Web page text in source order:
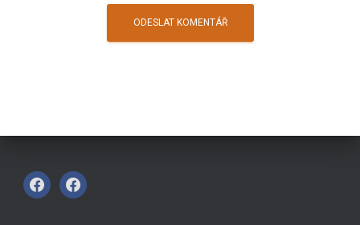
F F